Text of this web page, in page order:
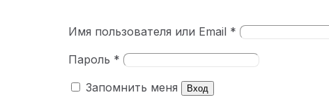
Имя пользователя или Email *
Пароль *
Запомнить меня
Вход